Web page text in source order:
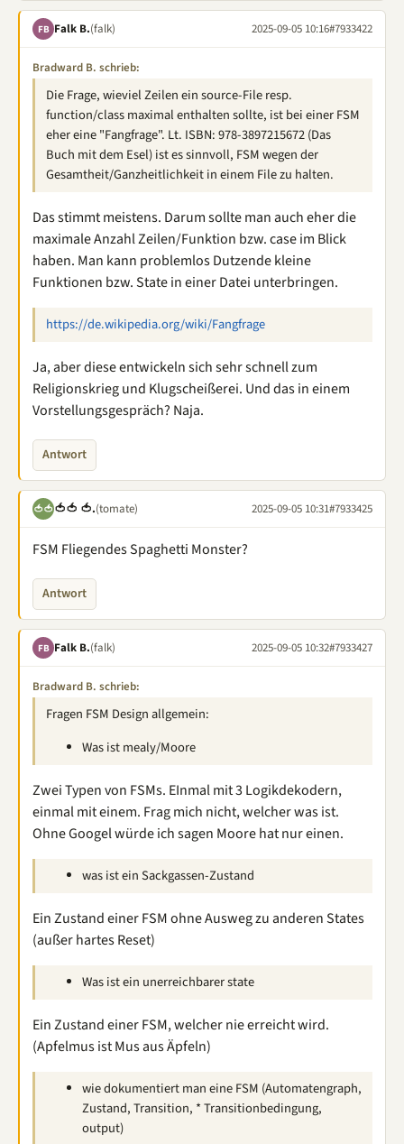
FB Falk B.(falk) 2025-09-05 10:16#7933422
Bradward B. schrieb:
Die Frage, wieviel Zeilen ein source-File resp.
function/class maximal enthalten sollte, ist bei einer FSM
eher eine "Fangfrage". Lt. ISBN: ‎978-3897215672 (Das
Buch mit dem Esel) ist es sinnvoll, FSM wegen der
Gesamtheit/Ganzheitlichkeit in einem File zu halten.
Das stimmt meistens. Darum sollte man auch eher die
maximale Anzahl Zeilen/Funktion bzw. case im Blick
haben. Man kann problemlos Dutzende kleine
Funktionen bzw. State in einer Datei unterbringen.
https://de.wikipedia.org/wiki/Fangfrage
Ja, aber diese entwickeln sich sehr schnell zum
Religionskrieg und Klugscheißerei. Und das in einem
Vorstellungsgespräch? Naja.
Antwort
🍅🍅🍅🍅 🍅.(tomate) 2025-09-05 10:31#7933425
FSM Fliegendes Spaghetti Monster?
Antwort
FB Falk B.(falk) 2025-09-05 10:32#7933427
Bradward B. schrieb:
Fragen FSM Design allgemein:
Was ist mealy/Moore
Zwei Typen von FSMs. EInmal mit 3 Logikdekodern,
einmal mit einem. Frag mich nicht, welcher was ist.
Ohne Googel würde ich sagen Moore hat nur einen.
was ist ein Sackgassen-Zustand
Ein Zustand einer FSM ohne Ausweg zu anderen States
(außer hartes Reset)
Was ist ein unerreichbarer state
Ein Zustand einer FSM, welcher nie erreicht wird.
(Apfelmus ist Mus aus Äpfeln)
wie dokumentiert man eine FSM (Automatengraph,
Zustand, Transition, * Transitionbedingung,
output)